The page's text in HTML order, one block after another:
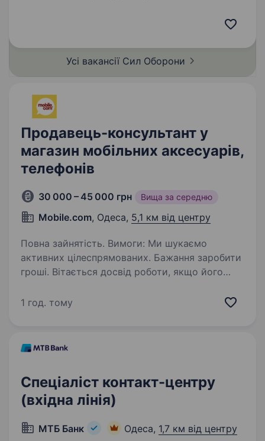
з командиром, який здобув особливе визнання
утримував стратегічно важливі позиції…
Усі вакансії Сил Оборони
Продавець-консультант у
магазин мобільних аксесуарів,
телефонів
30 000 – 45 000 грн Вища за середню
Mobile.com, Одеса, 5,1 км від центру
Повна зайнятість. Вимоги: Ми шукаємо
активних цілеспрямованих. Бажання заробити
гроші. Вітається досвід роботи, якщо його
Фіксована ставка. У нас високий % від
1 год. тому
Спеціаліст контакт-центру
(вхідна лінія)
МТБ Банк Одеса, 1,7 км від центру